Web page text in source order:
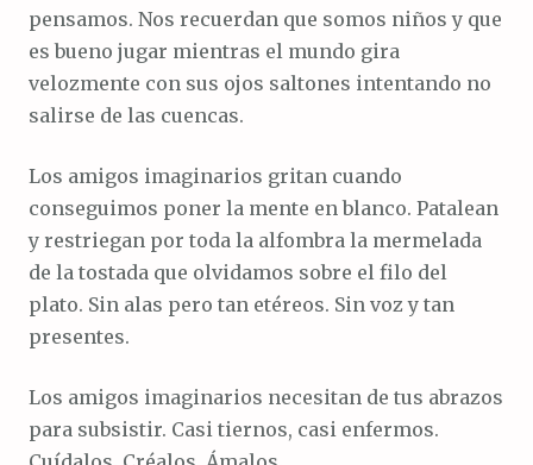
pensamos. Nos recuerdan que somos niños y que
es bueno jugar mientras el mundo gira
velozmente con sus ojos saltones intentando no
salirse de las cuencas.
Los amigos imaginarios gritan cuando
conseguimos poner la mente en blanco. Patalean
y restriegan por toda la alfombra la mermelada
de la tostada que olvidamos sobre el filo del
plato. Sin alas pero tan etéreos. Sin voz y tan
presentes.
Los amigos imaginarios necesitan de tus abrazos
para subsistir. Casi tiernos, casi enfermos.